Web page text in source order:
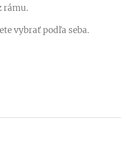
rámu.
vybrať podľa seba.